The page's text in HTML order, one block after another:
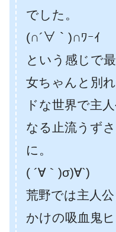
でした。
(∩´∀｀)∩ﾜｰｲ
という感じで
女ちゃんと別
ドな世界で主
なる止流うず
に。
( ´∀｀)σ)∀`)
荒野では主人
かけの吸血鬼